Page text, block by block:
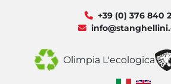
+39 (0) 376 840
Olimpia L'ecologica